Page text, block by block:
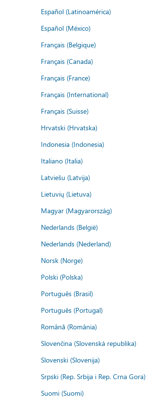
Español (Latinoamérica)
Español (México)
Français (Belgique)
Français (Canada)
Français (France)
Français (International)
Français (Suisse)
Hrvatski (Hrvatska)
Indonesia (Indonesia)
Italiano (Italia)
Latviešu (Latvija)
Lietuvių (Lietuva)
Magyar (Magyarország)
Nederlands (België)
Nederlands (Nederland)
Norsk (Norge)
Polski (Polska)
Português (Brasil)
Português (Portugal)
Română (România)
Slovenčina (Slovenská republika)
Slovenski (Slovenija)
Srpski (Rep. Srbija i Rep. Crna Gora)
Suomi (Suomi)